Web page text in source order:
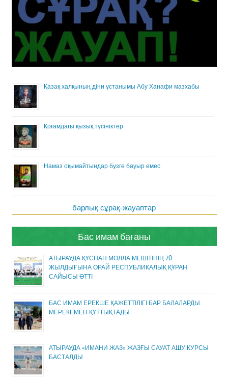
Қазақ халқының діни ұстанымы Абу Ханафи мазхабы
Қоғамдағы қызық түсініктер
Намаз оқымайтындар бузге бауыр емес
барлық сұрақ-жауаптар
Бас имам бағаны
АТЫРАУДА ҚҰСПАН МОЛЛА МЕШІТІНІҢ 70
ЖЫЛДЫҒЫНА ОРАЙ РЕСПУБЛИКАЛЫҚ ҚҰРАН
САЙЫСЫ ӨТТІ
БАС ИМАМ ЕРЕКШЕ ҚАЖЕТТІЛІГІ БАР БАЛАЛАРДЫ
МЕРЕКЕМЕН ҚҰТТЫҚТАДЫ
АТЫРАУДА «ИМАНИ ЖАЗ» ЖАЗҒЫ САУАТ АШУ КУРСЫ
БАСТАЛДЫ